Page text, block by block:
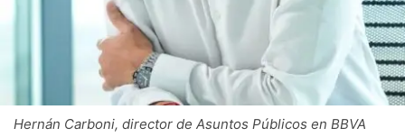
Hernán Carboni, director de Asuntos Públicos en BBVA